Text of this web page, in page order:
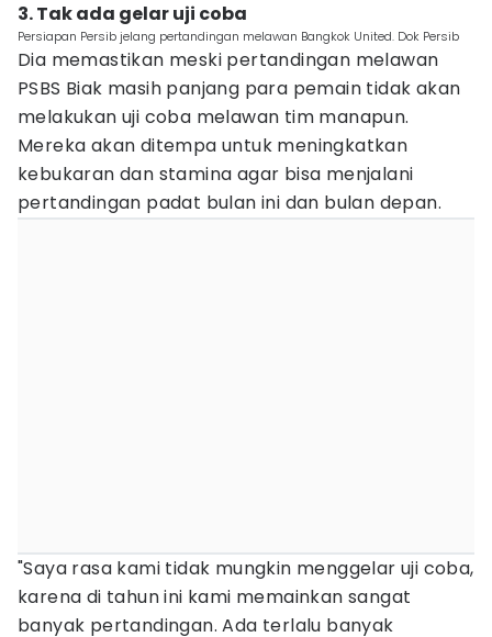
3. Tak ada gelar uji coba
Persiapan Persib jelang pertandingan melawan Bangkok United. Dok Persib
Dia memastikan meski pertandingan melawan
PSBS Biak masih panjang para pemain tidak akan
melakukan uji coba melawan tim manapun.
Mereka akan ditempa untuk meningkatkan
kebukaran dan stamina agar bisa menjalani
pertandingan padat bulan ini dan bulan depan.
"Saya rasa kami tidak mungkin menggelar uji coba,
karena di tahun ini kami memainkan sangat
banyak pertandingan. Ada terlalu banyak